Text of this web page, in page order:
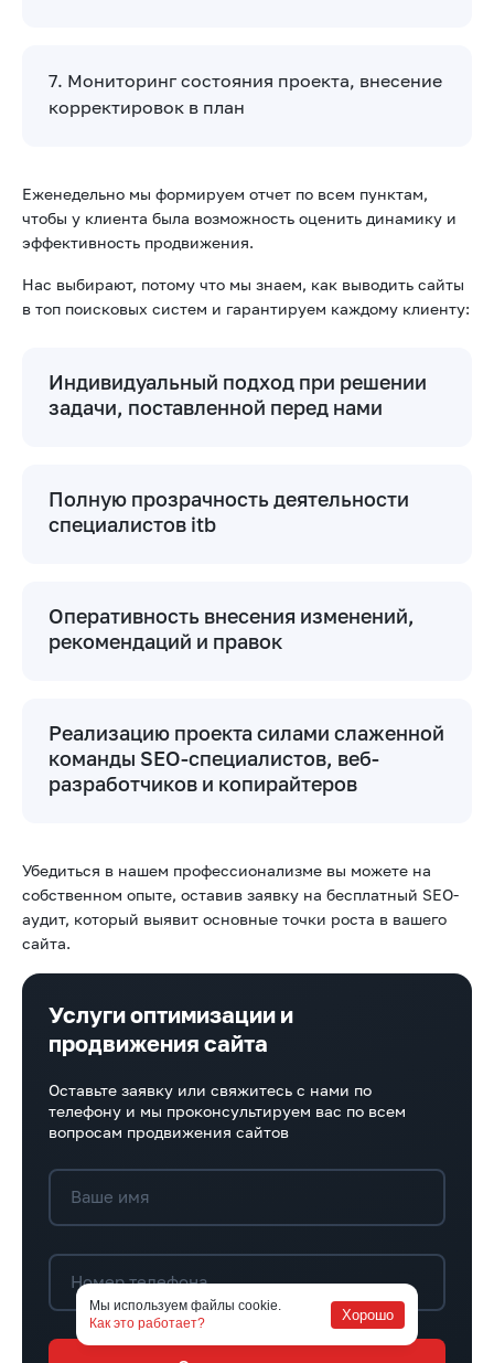
7. Мониторинг состояния проекта, внесение
корректировок в план
Еженедельно мы формируем отчет по всем пунктам,
чтобы у клиента была возможность оценить динамику и
эффективность продвижения.
Нас выбирают, потому что мы знаем, как выводить сайты
в топ поисковых систем и гарантируем каждому клиенту:
Индивидуальный подход при решении
задачи, поставленной перед нами
Полную прозрачность деятельности
специалистов itb
Оперативность внесения изменений,
рекомендаций и правок
Реализацию проекта силами слаженной
команды SEO-специалистов, веб-
разработчиков и копирайтеров
Убедиться в нашем профессионализме вы можете на
собственном опыте, оставив заявку на бесплатный SEO-
аудит, который выявит основные точки роста в вашего
сайта.
Услуги оптимизации и
продвижения сайта
Оставьте заявку или свяжитесь с нами по
телефону и мы проконсультируем вас по всем
вопросам продвижения сайтов
Ваше имя
Номер телефона
Мы используем файлы cookie.
Как это работает?
Хорошо